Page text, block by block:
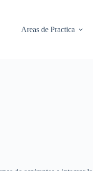
Areas de Practica